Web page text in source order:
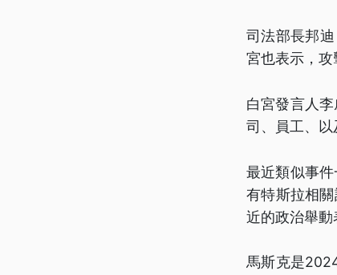
司法部長邦
宮也表示，攻
白宮發言人
司、員工、以
最近類似事
有特斯拉相
近的政治舉動
馬斯克是